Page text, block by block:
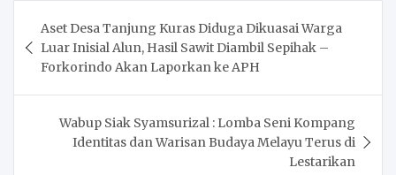
navigation
Aset Desa Tanjung Kuras Diduga Dikuasai Warga
Luar Inisial Alun, Hasil Sawit Diambil Sepihak –
Forkorindo Akan Laporkan ke APH
Wabup Siak Syamsurizal : Lomba Seni Kompang
Identitas dan Warisan Budaya Melayu Terus di
Lestarikan